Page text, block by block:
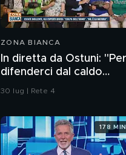
ZONA BIANCA
In diretta da Ostuni: "Per
difenderci dal caldo
abbiamo solo i ventagli"
30 lug | Rete 4
178 MIN